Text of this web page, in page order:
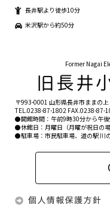
長井駅より徒歩10分
米沢駅から約50分
Former Nagai
〒993-0001 山形県長井市ままの
TEL.0238-87-1802 FAX.0238-87-
●開館時間：午前9時30分から午
●休館日：月曜日（月曜が祝日の
●駐車場：市民駐車場、道の駅 川